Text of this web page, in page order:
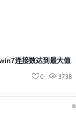
连接数达到最大值
3738
0